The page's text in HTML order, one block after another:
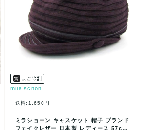
mila schon
送料:1,650円
ミラショーン キャスケット 帽子 ブランド
フェイクレザー 日本製 レディース 57cm